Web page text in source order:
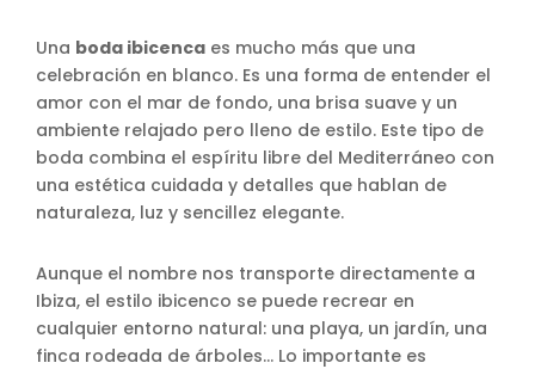
Una boda ibicenca es mucho más que una
celebración en blanco. Es una forma de entender el
amor con el mar de fondo, una brisa suave y un
ambiente relajado pero lleno de estilo. Este tipo de
boda combina el espíritu libre del Mediterráneo con
una estética cuidada y detalles que hablan de
naturaleza, luz y sencillez elegante.
Aunque el nombre nos transporte directamente a
Ibiza, el estilo ibicenco se puede recrear en
cualquier entorno natural: una playa, un jardín, una
finca rodeada de árboles… Lo importante es